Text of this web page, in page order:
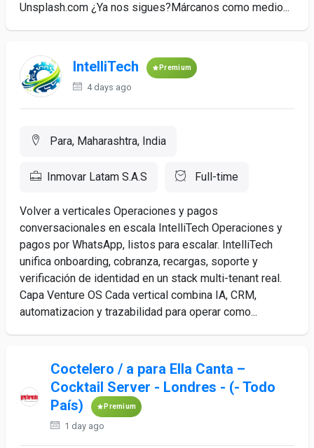
Unsplash.com ¿Ya nos sigues?Márcanos como medio...
IntelliTech Premium
4 days ago
Para, Maharashtra, India
Inmovar Latam S.A.S Full-time
Volver a verticales Operaciones y pagos
conversacionales en escala IntelliTech Operaciones y
pagos por WhatsApp, listos para escalar. IntelliTech
unifica onboarding, cobranza, recargas, soporte y
verificación de identidad en un stack multi-tenant real.
Capa Venture OS Cada vertical combina IA, CRM,
automatizacion y trazabilidad para operar como...
Coctelero / a para Ella Canta –
Cocktail Server - Londres - (- Todo
País)
Premium
1 day ago